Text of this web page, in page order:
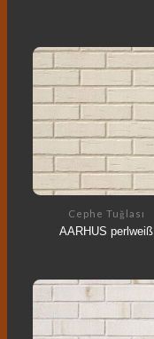
Cephe Tuğlası
AARHUS perlweiß